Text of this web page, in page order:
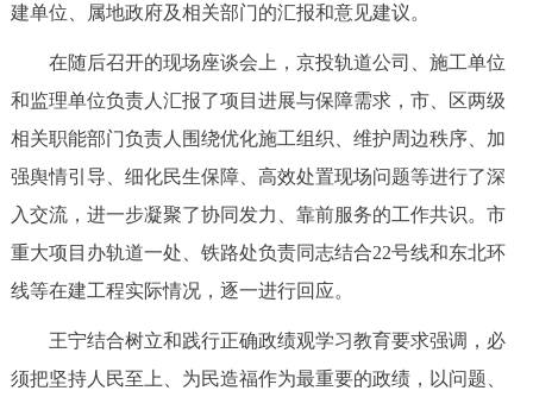
参与调查 在线访谈 图说互动
北京概况 十六区概览 人文北京
绿色北京 图说北京
多语种
建单位、属地政府及相关部门的汇报和意见建议。
在随后召开的现场座谈会上，京投轨道公司、施工单位
和监理单位负责人汇报了项目进展与保障需求，市、区两级
相关职能部门负责人围绕优化施工组织、维护周边秩序、加
强舆情引导、细化民生保障、高效处置现场问题等进行了深
入交流，进一步凝聚了协同发力、靠前服务的工作共识。市
重大项目办轨道一处、铁路处负责同志结合22号线和东北环
线等在建工程实际情况，逐一进行回应。
王宁结合树立和践行正确政绩观学习教育要求强调，必
须把坚持人民至上、为民造福作为最重要的政绩，以问题、